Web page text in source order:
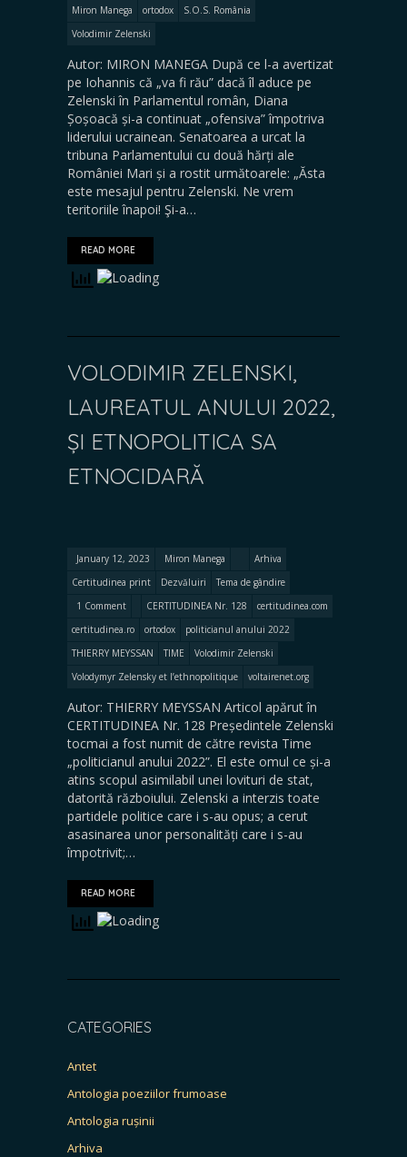
Miron Manega ortodox
S.O.S. România
Volodimir Zelenski
Autor: MIRON MANEGA După ce l-a avertizat
pe Iohannis că „va fi rău” dacă îl aduce pe
Zelenski în Parlamentul român, Diana
Șoșoacă și-a continuat „ofensiva” împotriva
liderului ucrainean. Senatoarea a urcat la
tribuna Parlamentului cu două hărți ale
României Mari și a rostit următoarele: „Ăsta
este mesajul pentru Zelenski. Ne vrem
teritoriile înapoi! Şi-a…
READ MORE
VOLODIMIR ZELENSKI,
LAUREATUL ANULUI 2022,
ȘI ETNOPOLITICA SA
ETNOCIDARĂ
January 12, 2023 Miron Manega
Arhiva
Certitudinea print
Dezvăluiri
Tema de gândire
1 Comment
CERTITUDINEA Nr. 128
certitudinea.com
certitudinea.ro
ortodox
politicianul anului 2022
THIERRY MEYSSAN
TIME
Volodimir Zelenski
Volodymyr Zelensky et l’ethnopolitique
voltairenet.org
Autor: THIERRY MEYSSAN Articol apărut în
CERTITUDINEA Nr. 128 Președintele Zelenski
tocmai a fost numit de către revista Time
„politicianul anului 2022”. El este omul ce și-a
atins scopul asimilabil unei lovituri de stat,
datorită războiului. Zelenski a interzis toate
partidele politice care i s-au opus; a cerut
asasinarea unor personalități care i s-au
împotrivit;…
READ MORE
CATEGORIES
Antet
Antologia poeziilor frumoase
Antologia rușinii
Arhiva